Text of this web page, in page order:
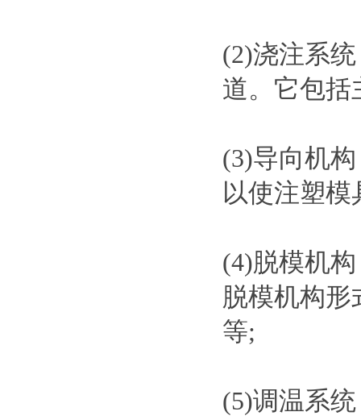
(2)浇注系
道。它包括
(3)导向机
以使注塑
(4)脱模机
脱模机构
等;
(5)调温系